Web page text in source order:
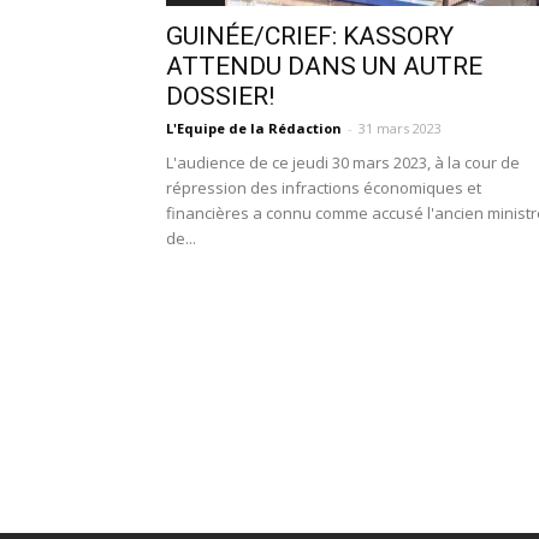
GUINÉE/CRIEF: KASSORY
ATTENDU DANS UN AUTRE
DOSSIER!
L'Equipe de la Rédaction - 31 mars 2023
L'audience de ce jeudi 30 mars 2023, à la cour de
répression des infractions économiques et
financières a connu comme accusé l'ancien
de...